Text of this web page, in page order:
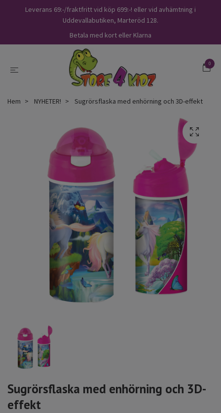
Leverans 69:-/fraktfritt vid köp 699:-! eller vid avhämtning i
Uddevallabutiken, Marteröd 128.
Betala med kort eller Klarna
0
Hem NYHETER! Sugrörsflaska med enhörning och 3D-effekt
Sugrörsflaska med enhörning och 3D-
effekt